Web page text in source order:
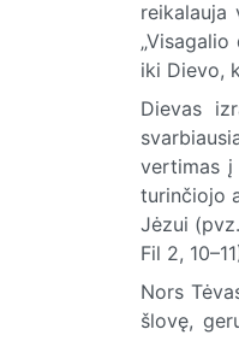
reikalauja
iki Dievo,
Dievas
vertimas į
turinčiojo
Jėzui
Fil 2,
Nors
šlovę,